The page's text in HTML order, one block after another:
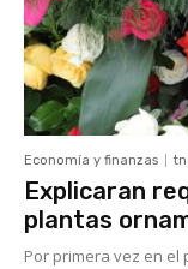
Economía y finanzas
Explicaran
plantas
Por primera vez en